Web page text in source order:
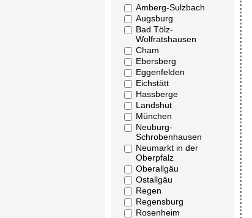
Amberg-Sulzbach
Augsburg
Bad Tölz-
Wolfratshausen
Cham
Ebersberg
Eggenfelden
Eichstätt
Hassberge
Landshut
München
Neuburg-
Schrobenhausen
Neumarkt in der
Oberpfalz
Oberallgäu
Ostallgäu
Regen
Regensburg
Rosenheim